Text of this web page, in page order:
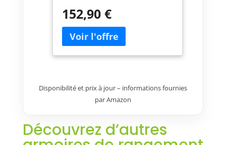
ESPACE DE RANGEMENT :
Remise pour outils extérieure
design dispose d'un espace de
rangement spacieux avec 1
étagère réglable en hauteur qui
d'outils et d'accessoires que
possible SÉCURITÉ OPTIMALE :
équipée de 2 portes avec
loqueteaux magnétiques et
poignées en alliage d'aluminium
152,90 €
Disponibilité et prix à jour – informations fournies
par Amazon
Découvrez d’autres